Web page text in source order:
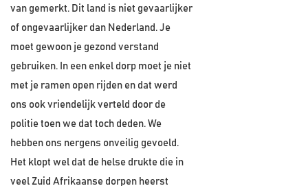
van gemerkt. Dit land is niet gevaarlijker
of ongevaarlijker dan Nederland. Je
moet gewoon je gezond verstand
gebruiken. In een enkel dorp moet je niet
met je ramen open rijden en dat werd
ons ook vriendelijk verteld door de
politie toen we dat toch deden. We
hebben ons nergens onveilig gevoeld.
Het klopt wel dat de helse drukte die in
veel Zuid Afrikaanse dorpen heerst